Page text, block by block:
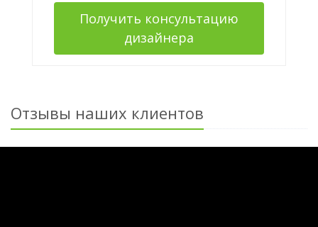
Получить консультацию
дизайнера
Отзывы наших клиентов